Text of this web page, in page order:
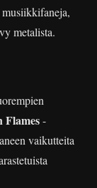
musiikkifaneja,
metalista.
Flames-
vaikutteita